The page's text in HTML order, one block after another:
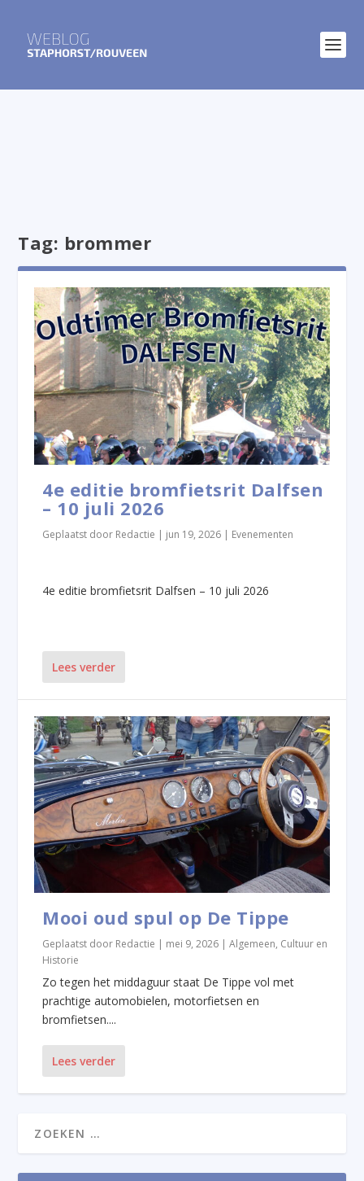
Tag: brommer
4e editie bromfietsrit Dalfsen
– 10 juli 2026
Geplaatst door Redactie | jun 19, 2026 | Evenementen
4e editie bromfietsrit Dalfsen – 10 juli 2026
Lees verder
Mooi oud spul op De Tippe
Geplaatst door Redactie | mei 9, 2026 |Algemeen, Cultuur en
Historie
Zo tegen het middaguur staat De Tippe vol met
prachtige automobielen, motorfietsen en
bromfietsen....
Lees verder